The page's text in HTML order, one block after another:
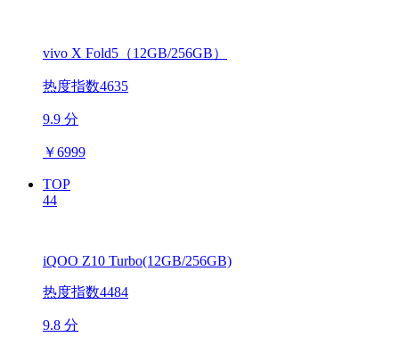
vivo X Fold5（12GB/256GB）
热度指数4635
9.9 分
￥6999
TOP
44
iQOO Z10 Turbo(12GB/256GB)
热度指数4484
9.8 分